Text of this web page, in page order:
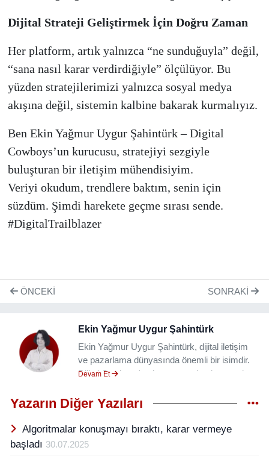
Dijital Strateji Geliştirmek İçin Doğru Zaman
Her platform, artık yalnızca “ne sunduğuyla” değil,
“sana nasıl karar verdirdiğiyle” ölçülüyor. Bu
yüzden stratejilerimizi yalnızca sosyal medya
akışına değil, sistemin kalbine bakarak kurmalıyız.
Ben Ekin Yağmur Uygur Şahintürk – Digital
Cowboys’un kurucusu, stratejiyi sezgiyle
buluşturan bir iletişim mühendisiyim.
Veriyi okudum, trendlere baktım, senin için
süzdüm. Şimdi harekete geçme sırası sende.
#DigitalTrailblazer
ÖNCEKI SONRAKI
Ekin Yağmur Uygur Şahintürk
Ekin Yağmur Uygur Şahintürk, dijital iletişim
ve pazarlama dünyasında önemli bir isimdir.
Dijital Cowboys'un kurucusu olarak sosyal
yönetimi alanlarında geniş bir deneyime
sahiptir. E-ticaret üzerine yüksek lisans tezini
sürdürmekte olan Şahintürk, Tailor of Brands
ve AnatomyMarCom gibi ajanslarda dijital
Devam Et
Yazarın Diğer Yazıları
Algoritmalar konuşmayı bıraktı, karar vermeye
başladı 30.07.2025